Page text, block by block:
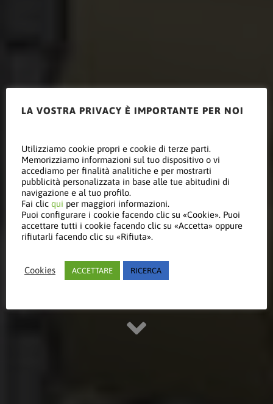
Ricerca e
Sviluppo
innovativi è la chiave del
LA VOSTRA PRIVACY È IMPORTANTE PER NOI
Utilizziamo cookie propri e cookie di terze parti.
Memorizziamo informazioni sul tuo dispositivo o vi
accediamo per finalità analitiche e per mostrarti
pubblicità personalizzata in base alle tue abitudini di
navigazione e al tuo profilo.
Fai clic qui per maggiori informazioni.
Puoi configurare i cookie facendo clic su «Cookie». Puoi
accettare tutti i cookie facendo clic su «Accetta» oppure
rifiutarli facendo clic su «Rifiuta».
Cookies ACCETTARE RICERCA